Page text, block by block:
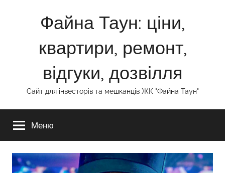
Файна Таун: ціни,
квартири, ремонт,
відгуки, дозвілля
Сайт для інвесторів та мешканців ЖК "Файна Таун"
Меню